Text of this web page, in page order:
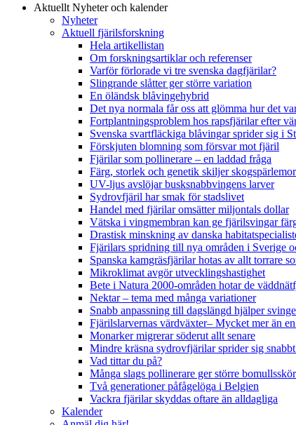
Aktuellt Nyheter och kalender
Nyheter
Aktuell fjärilsforskning
Hela artikellistan
Om forskningsartiklar och referenser
Varför förlorade vi tre svenska dagfjärilar?
Slingrande slåtter ger större variation
En öländsk blåvingehybrid
Det nya normala får oss att glömma hur det
Fortplantningsproblem hos rapsfjärilar efter
Svenska svartfläckiga blåvingar sprider sig i
Förskjuten blomning som försvar mot fjäril
Fjärilar som pollinerare – en laddad fråga
Färg, storlek och genetik skiljer
UV-ljus avslöjar busksnabbvingens larver
Sydrovfjäril har smak för stadslivet
Handel med fjärilar omsätter miljontals dollar
Vätska i vingmembran kan ge fjärilsvingar
Drastisk minskning av danska
Fjärilars spridning till nya områden i Sverige
Spanska kamgräsfjärilar hotas av allt torrare
Mikroklimat avgör utvecklingshastighet
Bete i Natura 2000-områden hotar de
Nektar – tema med många variationer
Snabb anpassning till dagslängd hjälper
Fjärilslarvernas värdväxter– Mycket mer än
Monarker migrerar söderut allt senare
Mindre kräsna sydrovfjärilar sprider sig
Vad tittar du på?
Många slags pollinerare ger större
Två generationer påfågelöga i Belgien
Vackra fjärilar skyddas oftare än alldagliga
Kalender